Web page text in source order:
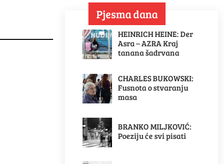
Pjesma dana
HEINRICH HEINE: Der
Asra – AZRA Kraj
tanana šadrvana
CHARLES BUKOWSKI:
Fusnota o stvaranju
masa
BRANKO MILJKOVIĆ:
Poeziju će svi pisati